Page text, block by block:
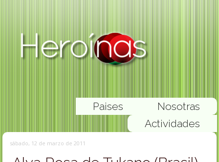
Nosotras
Paises
Actividades
sábado, 12 de marzo de 2011